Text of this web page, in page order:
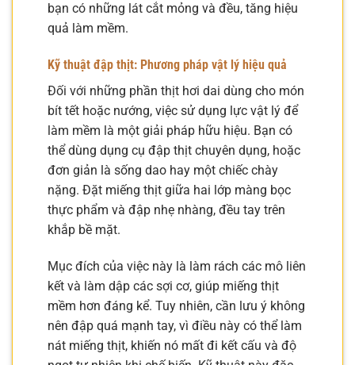
bạn có những lát cắt mỏng và đều, tăng hiệu
quả làm mềm.
Kỹ thuật đập thịt: Phương pháp vật lý hiệu quả
Đối với những phần thịt hơi dai dùng cho món
bít tết hoặc nướng, việc sử dụng lực vật lý để
làm mềm là một giải pháp hữu hiệu. Bạn có
thể dùng dụng cụ đập thịt chuyên dụng, hoặc
đơn giản là sống dao hay một chiếc chày
nặng. Đặt miếng thịt giữa hai lớp màng bọc
thực phẩm và đập nhẹ nhàng, đều tay trên
khắp bề mặt.
Mục đích của việc này là làm rách các mô liên
kết và làm dập các sợi cơ, giúp miếng thịt
mềm hơn đáng kể. Tuy nhiên, cần lưu ý không
nên đập quá mạnh tay, vì điều này có thể làm
nát miếng thịt, khiến nó mất đi kết cấu và độ